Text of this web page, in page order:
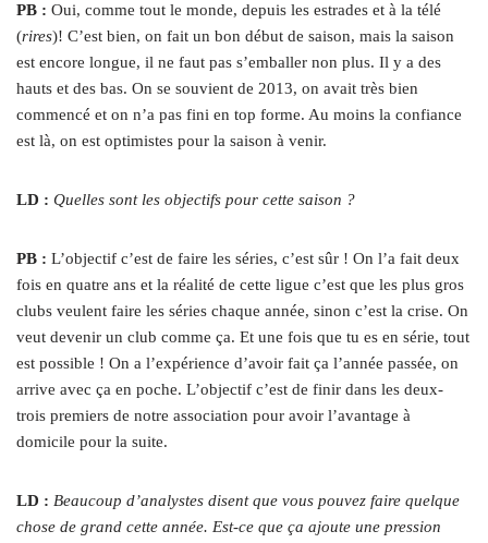
PB : Oui, comme tout le monde, depuis les estrades et à la télé
(rires)! C’est bien, on fait un bon début de saison, mais la saison
est encore longue, il ne faut pas s’emballer non plus. Il y a des
hauts et des bas. On se souvient de 2013, on avait très bien
commencé et on n’a pas fini en top forme. Au moins la confiance
est là, on est optimistes pour la saison à venir.
LD : Quelles sont les objectifs pour cette saison ?
PB : L’objectif c’est de faire les séries, c’est sûr ! On l’a fait deux
fois en quatre ans et la réalité de cette ligue c’est que les plus gros
clubs veulent faire les séries chaque année, sinon c’est la crise. On
veut devenir un club comme ça. Et une fois que tu es en série, tout
est possible ! On a l’expérience d’avoir fait ça l’année passée, on
arrive avec ça en poche. L’objectif c’est de finir dans les deux-
trois premiers de notre association pour avoir l’avantage à
domicile pour la suite.
LD : Beaucoup d’analystes disent que vous pouvez faire quelque
chose de grand cette année. Est-ce que ça ajoute une pression